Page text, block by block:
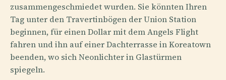
zusammengeschmiedet wurden. Sie könnten Ihren
Tag unter den Travertinbögen der Union Station
beginnen, für einen Dollar mit dem Angels Flight
fahren und ihn auf einer Dachterrasse in Koreatown
beenden, wo sich Neonlichter in Glastürmen
spiegeln.